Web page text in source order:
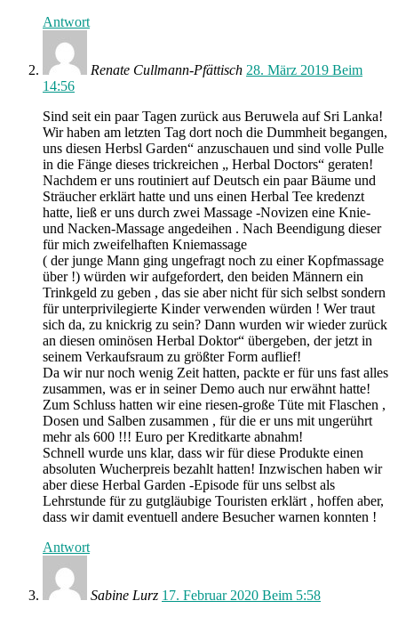
Antwort
Renate Cullmann-Pfättisch 28. März 2019 Beim
14:56
Sind seit ein paar Tagen zurück aus Beruwela auf Sri Lanka!
Wir haben am letzten Tag dort noch die Dummheit begangen,
uns diesen Herbsl Garden“ anzuschauen und sind volle Pulle
in die Fänge dieses trickreichen „ Herbal Doctors“ geraten!
Nachdem er uns routiniert auf Deutsch ein paar Bäume und
Sträucher erklärt hatte und uns einen Herbal Tee kredenzt
hatte, ließ er uns durch zwei Massage -Novizen eine Knie-
und Nacken-Massage angedeihen . Nach Beendigung dieser
für mich zweifelhaften Kniemassage
( der junge Mann ging ungefragt noch zu einer Kopfmassage
über !) würden wir aufgefordert, den beiden Männern ein
Trinkgeld zu geben , das sie aber nicht für sich selbst sondern
für unterprivilegierte Kinder verwenden würden ! Wer traut
sich da, zu knickrig zu sein? Dann wurden wir wieder zurück
an diesen ominösen Herbal Doktor“ übergeben, der jetzt in
seinem Verkaufsraum zu größter Form auflief!
Da wir nur noch wenig Zeit hatten, packte er für uns fast alles
zusammen, was er in seiner Demo auch nur erwähnt hatte!
Zum Schluss hatten wir eine riesen-große Tüte mit Flaschen ,
Dosen und Salben zusammen , für die er uns mit ungerührt
mehr als 600 !!! Euro per Kreditkarte abnahm!
Schnell wurde uns klar, dass wir für diese Produkte einen
absoluten Wucherpreis bezahlt hatten! Inzwischen haben wir
aber diese Herbal Garden -Episode für uns selbst als
Lehrstunde für zu gutgläubige Touristen erklärt , hoffen aber,
dass wir damit eventuell andere Besucher warnen konnten !
Antwort
Sabine Lurz 17. Februar 2020 Beim 5:58